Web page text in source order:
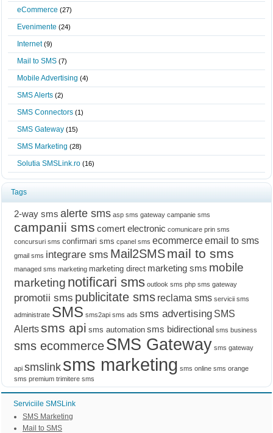
eCommerce (27)
Evenimente (24)
Internet(9)
Mail to SMS (7)
Mobile Advertising (4)
SMS Alerts (2)
SMS Connectors (1)
SMS Gateway (15)
SMS Marketing (28)
Solutia SMSLink.ro (16)
Tags
2-way sms alerte sms asp sms gateway campanie sms
campanii sms comert electronic comunicare prin sms
concursuri sms confirmari sms cpanel sms ecommerceemail to sms
gmail sms integrare sms Mail2SMSmail to sms
managed sms marketing marketing direct marketing sms mobile
marketing notificari sms outlook sms php sms gateway
promotii sms publicitate sms reclama sms servicii sms
administrate SMS sms2api sms ads sms advertising SMS
Alertssms api sms automation sms bidirectional sms business
sms ecommerceSMS Gateway sms gateway
api smslinksms marketing sms online sms orange
sms premium trimitere sms
Serviciile SMSLink
SMS Marketing
Mail to SMS